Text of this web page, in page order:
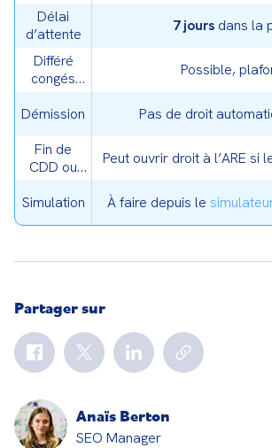
Délai
d’attente
7 jours dans la
Différé
congés
Possible,
Démission
Pas de droit
Fin de
CDD ou
Peut ouvrir droit à l’ARE si
Simulation À faire depuis le
Partager sur
Anaïs Berton
SEO Manager